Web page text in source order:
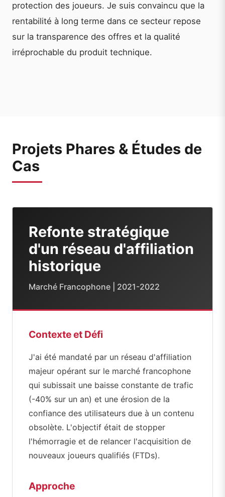
protection des joueurs. Je suis convaincu que la
rentabilité à long terme dans ce secteur repose
sur la transparence des offres et la qualité
irréprochable du produit technique.
Projets Phares & Études de
Cas
Refonte stratégique
d'un réseau d'affiliation
historique
Marché Francophone | 2021-2022
Contexte et Défi
J'ai été mandaté par un réseau d'affiliation
majeur opérant sur le marché francophone
qui subissait une baisse constante de trafic
(-40% sur un an) et une érosion de la
confiance des utilisateurs due à un contenu
obsolète. L'objectif était de stopper
l'hémorragie et de relancer l'acquisition de
nouveaux joueurs qualifiés (FTDs).
Approche